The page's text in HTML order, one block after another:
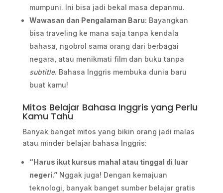
mumpuni. Ini bisa jadi bekal masa depanmu.
Wawasan dan Pengalaman Baru: Bayangkan
bisa traveling ke mana saja tanpa kendala
bahasa, ngobrol sama orang dari berbagai
negara, atau menikmati film dan buku tanpa
subtitle. Bahasa Inggris membuka dunia baru
buat kamu!
Mitos Belajar Bahasa Inggris yang Perlu
Kamu Tahu
Banyak banget mitos yang bikin orang jadi malas
atau minder belajar bahasa Inggris:
“Harus ikut kursus mahal atau tinggal di luar
negeri.”Nggak juga! Dengan kemajuan
teknologi, banyak banget sumber belajar gratis